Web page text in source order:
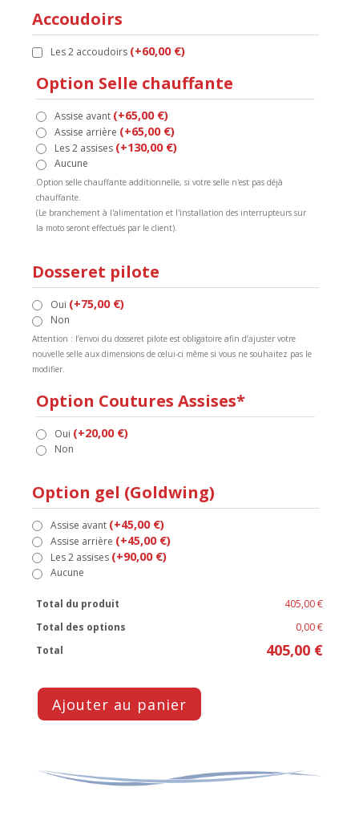
Option gel (Goldwing)
Assise avant (+45,00 €)
Assise arrière (+45,00 €)
Les 2 assises (+90,00 €)
Aucune
Option Coutures Assises*
Oui (+20,00 €)
Non
Dosseret pilote
Oui (+75,00 €)
Non
Attention : l’envoi du dosseret pilote est obligatoire afin d’ajuster votre
nouvelle selle aux dimensions de celui-ci même si vous ne souhaitez pas le
modifier.
Option Selle chauffante
Assise avant (+65,00 €)
Assise arrière (+65,00 €)
Les 2 assises (+130,00 €)
Aucune
Option selle chauffante additionnelle, si votre selle n'est pas déjà
chauffante.
(Le branchement à l'alimentation et l'installation des interrupteurs sur
la moto seront effectués par le client).
Accoudoirs
Les 2 accoudoirs (+60,00 €)
Total du produit
405,00 €
Total des options
0,00 €
Total
405,00 €
Ajouter au panier